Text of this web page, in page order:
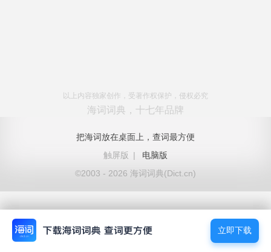
以上内容独家创作，受著作权保护，侵权必究
海词词典，十七年品牌
把海词放在桌面上，查词最方便
触屏版
|
电脑版
©2003 - 2026 海词词典(Dict.cn)
立即下载
立即下载